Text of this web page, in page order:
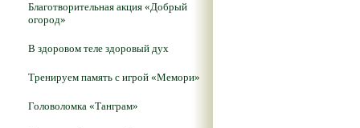
Благотворительная акция «Добрый
огород»
В здоровом теле здоровый дух
Тренируем память с игрой «Мемори»
Головоломка «Танграм»